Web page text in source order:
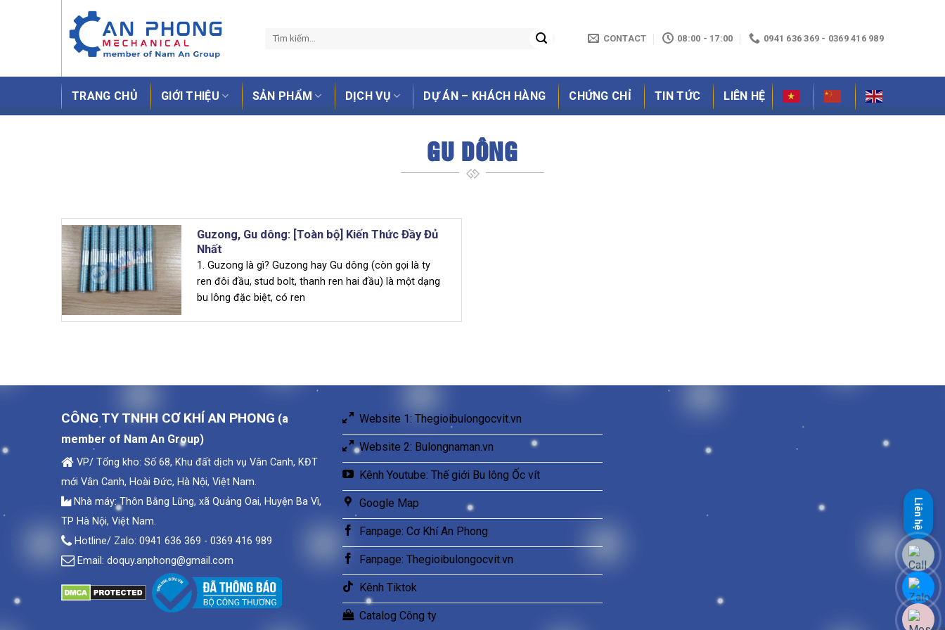
CONTACT 08:00 - 17:00 0941 636 369 - 0369 416 989
TRANG CHỦ GIỚI THIỆU SẢN PHẨM DỊCH VỤ DỰ ÁN – KHÁCH HÀNG CHỨNG CHỈ TIN TỨC LIÊN HỆ
GU DÔNG
Guzong, Gu dông: [Toàn bộ] Kiến Thức Đầy Đủ
Nhất
1. Guzong là gì? Guzong hay Gu dông (còn gọi là ty
ren đôi đầu, stud bolt, thanh ren hai đầu) là một dạng
bu lông đặc biệt, có ren
CÔNG TY TNHH CƠ KHÍ AN PHONG (a
member of Nam An Group)
VP/ Tổng kho: Số 68, Khu đất dịch vụ Vân Canh, KĐT
mới Vân Canh, Hoài Đức, Hà Nội, Việt Nam.
Nhà máy: Thôn Bằng Lũng, xã Quảng Oai, Huyện Ba Vì,
TP Hà Nội, Việt Nam.
Hotline/ Zalo: 0941 636 369 - 0369 416 989
Email: doquy.anphong@gmail.com
Website 1: Thegioibulongocvit.vn
Website 2: Bulongnaman.vn
Kênh Youtube: Thế giới Bu lông Ốc vít
Google Map
Fanpage: Cơ Khí An Phong
Fanpage: Thegioibulongocvit.vn
Kênh Tiktok
Catalog Công ty
Liên hệ